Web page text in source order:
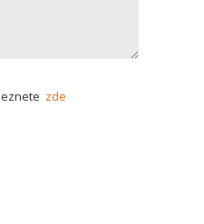
zde